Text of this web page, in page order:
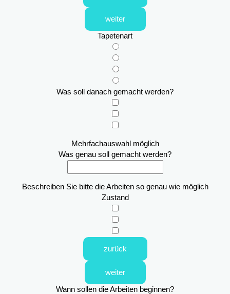
weiter
Tapetenart
Was soll danach gemacht werden?
Mehrfachauswahl möglich
Was genau soll gemacht werden?
Beschreiben Sie bitte die Arbeiten so genau wie möglich
Zustand
zurück
weiter
Wann sollen die Arbeiten beginnen?